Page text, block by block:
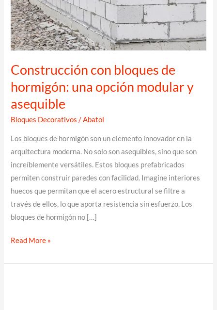
Construcción con bloques de
hormigón: una opción modular y
asequible
Bloques Decorativos /Abatol
Los bloques de hormigón son un elemento innovador en la
arquitectura moderna. No solo son asequibles, sino que son
increíblemente versátiles. Estos bloques prefabricados
permiten construir paredes con facilidad. Imagine interiores
huecos que permitan que el acero estructural se filtre a
través de ellos, lo que aporta resistencia sin esfuerzo. Los
bloques de hormigón no […]
Construcción
bloques
Read More »